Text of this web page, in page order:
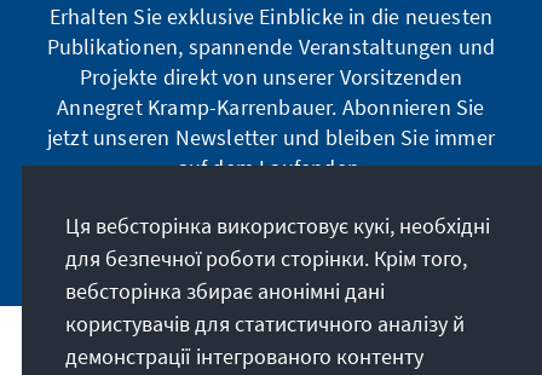
Erhalten Sie exklusive Einblicke in die neuesten
Publikationen, spannende Veranstaltungen und
Projekte direkt von unserer Vorsitzenden
Annegret Kramp-Karrenbauer. Abonnieren Sie
jetzt unseren Newsletter und bleiben Sie immer
auf dem Laufenden.
Jetzt abonnieren
Наше покликання
Ця вебсторінка використовує кукі, необхідні
для безпечної роботи сторінки. Крім того,
вебсторінка збирає анонімні дані
користувачів для статистичного аналізу й
демонстрації інтегрованого контенту